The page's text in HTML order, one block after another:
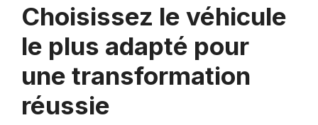
Choisissez le véhicule
le plus adapté pour
une transformation
réussie